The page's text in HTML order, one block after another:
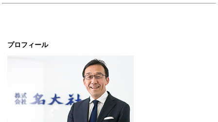
プロフィール